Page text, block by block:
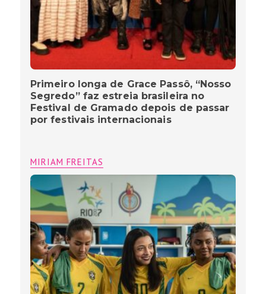
Primeiro longa de Grace Passô, “Nosso
Segredo” faz estreia brasileira no
Festival de Gramado depois de passar
por festivais internacionais
MIRIAM FREITAS